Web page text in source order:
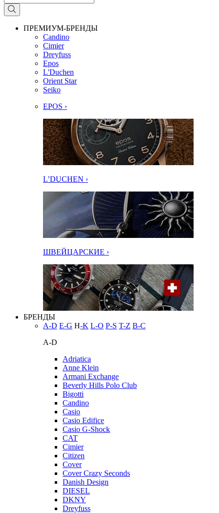
ПРЕМИУМ-БРЕНДЫ
Candino
Cimier
Dreyfuss
Epos
L'Duchen
Orient Star
Seiko
EPOS ›
L’DUCHEN ›
ШВЕЙЦАРСКИЕ ›
БРЕНДЫ
A-D E-G H-K L-O P-S T-Z В-С
A-D
Adriatica
Anne Klein
Armani Exchange
Beverly Hills Polo Club
Bigotti
Candino
Casio
Casio Edifice
Casio G-Shock
CAT
Cimier
Citizen
Cover
Cover Crazy Seconds
Danish Design
DIESEL
DKNY
Dreyfuss